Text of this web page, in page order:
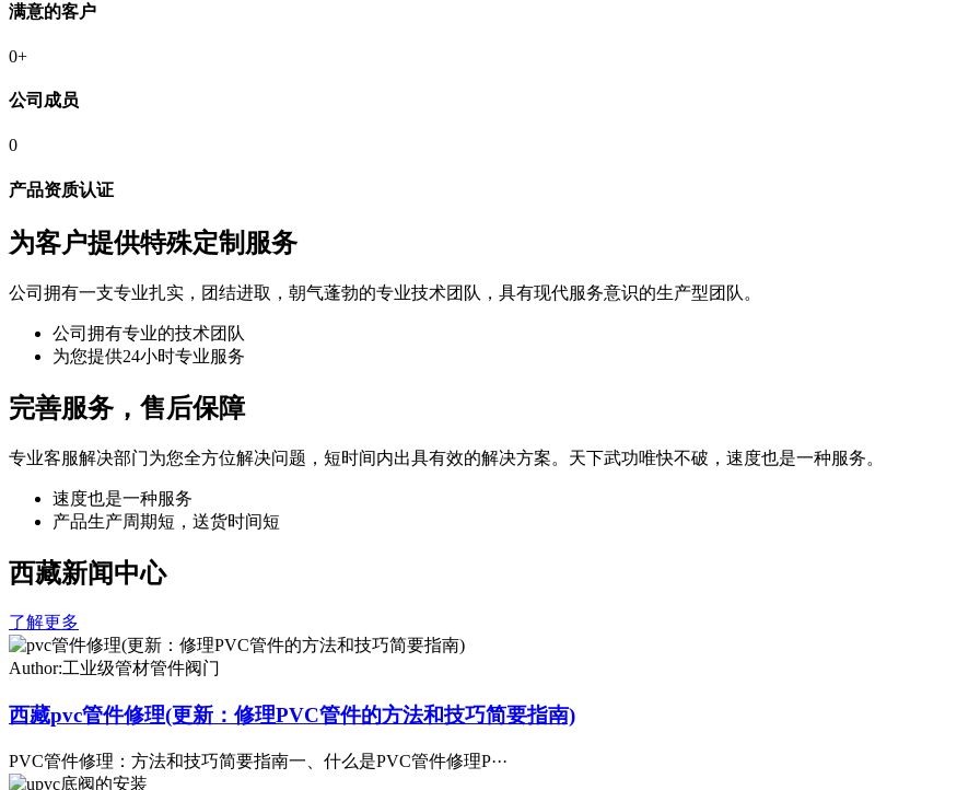
满意的客户
0+
公司成员
0
产品资质认证
为客户提供特殊定制服务
公司拥有一支专业扎实，团结进取，朝气蓬勃的专业技术团队，具有现代服务意识的生产型团队。
公司拥有专业的技术团队
为您提供24小时专业服务
完善服务，售后保障
专业客服解决部门为您全方位解决问题，短时间内出具有效的解决方案。天下武功唯快不破，速度也是一种服务。
速度也是一种服务
产品生产周期短，送货时间短
西藏新闻中心
了解更多
Author:工业级管材管件阀门
西藏pvc管件修理(更新：修理PVC管件的方法和技巧简要指南)
PVC管件修理：方法和技巧简要指南一、什么是PVC管件修理P···